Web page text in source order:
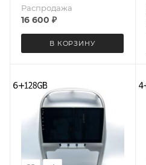
Распродажа
16 600 ₽
В КОРЗИНУ